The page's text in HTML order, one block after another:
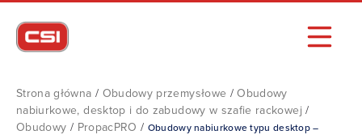
Strona główna / Obudowy przemysłowe /Obudowy
nabiurkowe, desktop i do zabudowy w szafie rackowej /
Obudowy / PropacPRO / Obudowy nabiurkowe typu desktop –